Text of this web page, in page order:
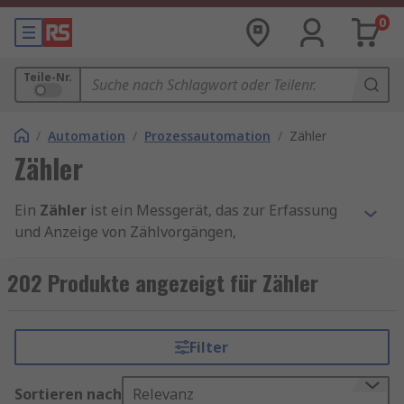
0
Teile-Nr.
/ Automation / Prozessautomation / Zähler
Zähler
Ein Zähler ist ein Messgerät, das zur Erfassung
und Anzeige von Zählvorgängen,
Signalen genutzt wird. Er zählt EIN/AUS-Signale,
die von Eingabegeräten wie Schaltern, Sensoren
das Zählen kleiner Mengen für Menschen
einfach ist, ermöglichen Zähler eine präzise und
automatisierte Erfassung großer Datenmengen,
202 Produkte angezeigt für Zähler
Filter
Sortieren nach Relevanz